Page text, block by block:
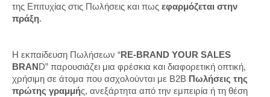
της Επιτυχίας στις Πωλήσεις και πως εφαρμόζεται στην
πράξη.
Η εκπαίδευση Πωλήσεων “RE-BRAND YOUR SALES
BRAND” παρουσιάζει μια φρέσκια και διαφορετική οπτική,
χρήσιμη σε άτομα που ασχολούνται με Β2Β Πωλήσεις της
πρώτης γραμμής, ανεξάρτητα από την εμπειρία ή τη θέση